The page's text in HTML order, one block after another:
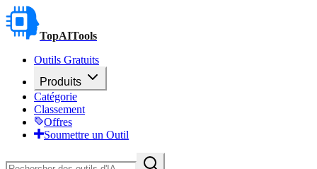
TopAITools
Outils Gratuits
Produits
Catégorie
Classement
Offres
Soumettre un Outil